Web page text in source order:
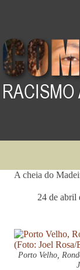
A cheia do
24 de abril
Porto Velho,